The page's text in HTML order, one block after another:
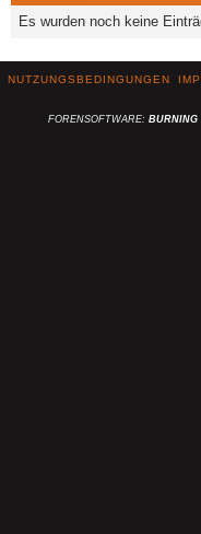
Es wurden noch keine
NUTZUNGSBEDINGUNGEN
FORENSOFTWARE: